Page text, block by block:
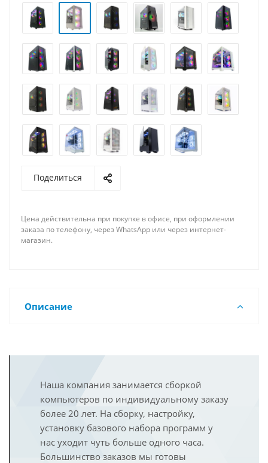
Поделиться
Цена действительна при покупке в офисе, при оформлении
заказа по телефону, через WhatsApp или через интернет-
магазин.
Описание
Наша компания занимается сборкой
компьютеров по индивидуальному заказу
более 20 лет. На сборку, настройку,
установку базового набора программ у
нас уходит чуть больше одного часа.
Большинство заказов мы готовы